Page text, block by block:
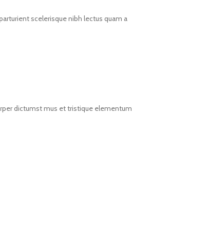
scelerisque nibh lectus quam a
dictumst mus et tristique elementum